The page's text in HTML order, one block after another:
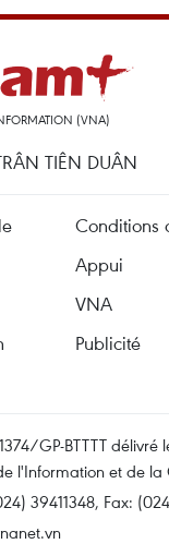
(VNA)
TIÊN DUÂN
Conditions
Appui
VNA
Publicité
GP-BTTTT délivré
l'Information et de la
39411348, Fax: